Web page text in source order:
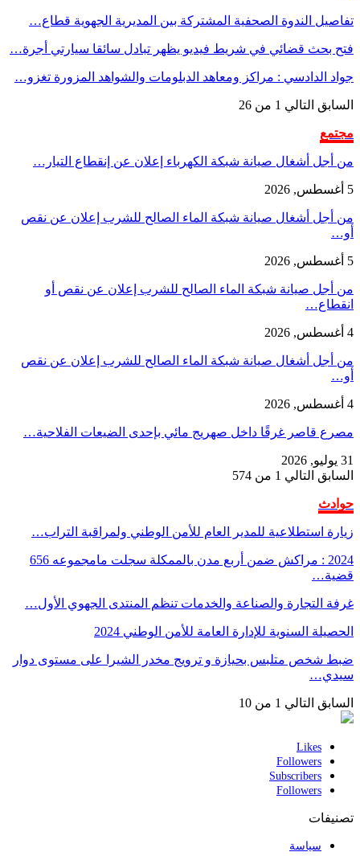
تفاصيل الندوة الصحفية المشتركة بين المديرية الجهوية قطاع…
فتح بحث قضائي في شريط فيديو يظهر تبادل سائقا سيارتي أجرة…
جواد الدادسي : مراكز ومعاهد الدبلومات والشواهد المزورة تغزو…
السابق التالي 1 من 26
مجتمع
من أجل أشغال صيانة شبكة الكهرباء إعلان عن إنقطاع التيار…
5 أغسطس, 2026
من أجل أشغال صيانة شبكة الماء الصالح للشرب إعلان عن نقص
أو…
5 أغسطس, 2026
من أجل صيانة شبكة الماء الصالح للشرب إعلان عن نقص أو
انقطاع…
4 أغسطس, 2026
من أجل أشغال صيانة شبكة الماء الصالح للشرب إعلان عن نقص
أو…
4 أغسطس, 2026
مصرع قاصر غرقًا داخل صهريج مائي بإحدى الضيعات الفلاحية…
31 يوليو, 2026
السابق التالي 1 من 574
حوادث
زيارة استطلاعية للمدير العام للأمن الوطني ولمراقبة التراب…
2024 : مراكش ضمن أربع مدن بالممكلة سجلت مامجموعه 656
قضية…
غرفة التجارة والصناعة والخدمات تنظم المنتدى الجهوي الأول…
الحصيلة السنوية للإدارة العامة للأمن الوطني 2024
ضبط شخص متلبس بحيازة و ترويج مخدر الشيرا على مستوى دوار
سيدي…
السابق التالي 1 من 10
Likes
Followers
Subscribers
Followers
تصنيفات
سياسة